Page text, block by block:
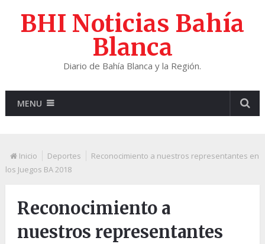
BHI Noticias Bahía
Blanca
Diario de Bahía Blanca y la Región.
MENU
Inicio Deportes
Reconocimiento a nuestros representantes en
los Juegos BA 2018
Reconocimiento a
nuestros representantes